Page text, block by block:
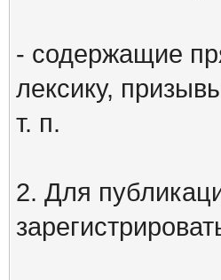
- содержащие
лексику,
т. п.
2. Для